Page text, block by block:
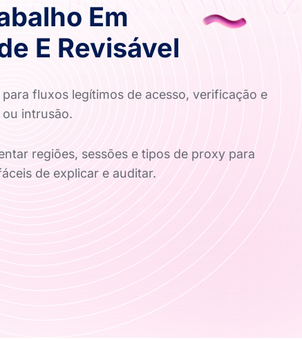
Em
E Revisável
fluxos legítimos de acesso, verificação e
intrusão.
regiões, sessões e tipos de proxy para
de explicar e auditar.